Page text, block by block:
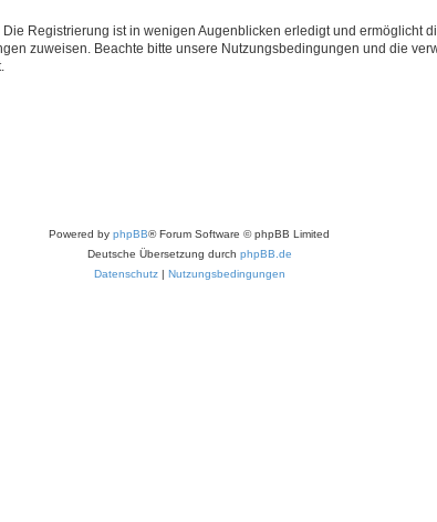
Registrierung ist in wenigen Augenblicken erledigt und ermöglicht
zuweisen. Beachte bitte unsere Nutzungsbedingungen und die
Powered by phpBB® Forum Software © phpBB Limited
Deutsche Übersetzung durch phpBB.de
Datenschutz| Nutzungsbedingungen